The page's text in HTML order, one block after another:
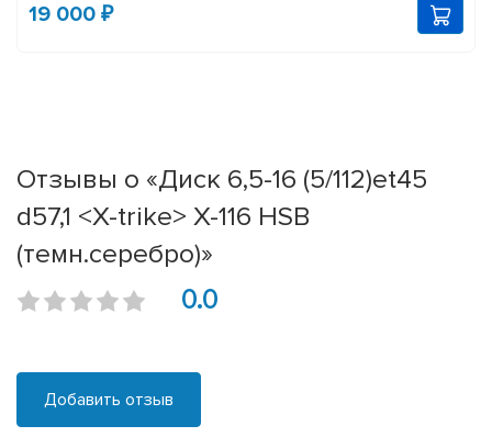
19 000 ₽
Отзывы о «Диск 6,5-16 (5/112)et45
d57,1 <X-trike> X-116 HSB
(темн.серебро)»
0.0
Добавить отзыв